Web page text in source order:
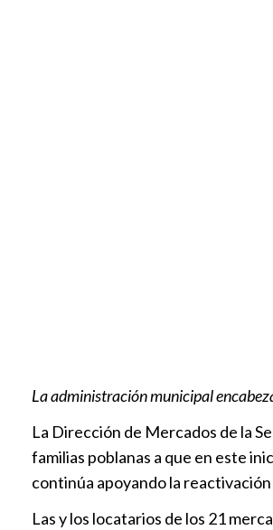
La administración municipal
La Dirección de Mercados de la
familias poblanas a que en este
continúa apoyando la
Las y los locatarios de los 21